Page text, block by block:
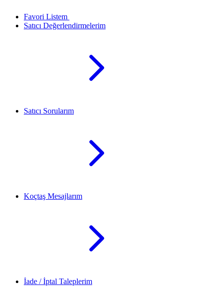
Favori Listem
Satıcı Değerlendirmelerim
Satıcı Sorularım
Koçtaş Mesajlarım
İade / İptal Taleplerim